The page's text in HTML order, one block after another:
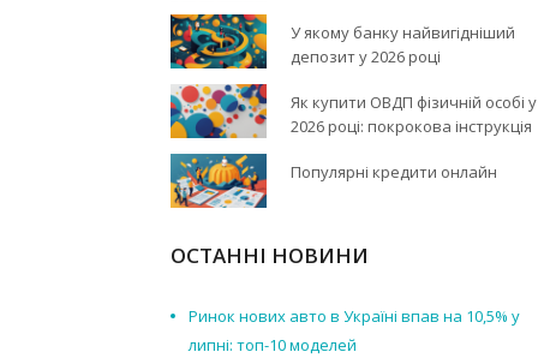
У якому банку найвигідніший
депозит у 2026 році
Як купити ОВДП фізичній особі у
2026 році: покрокова інструкція
Популярні кредити онлайн
ОСТАННІ НОВИНИ
Ринок нових авто в Україні впав на 10,5% у
липні: топ-10 моделей